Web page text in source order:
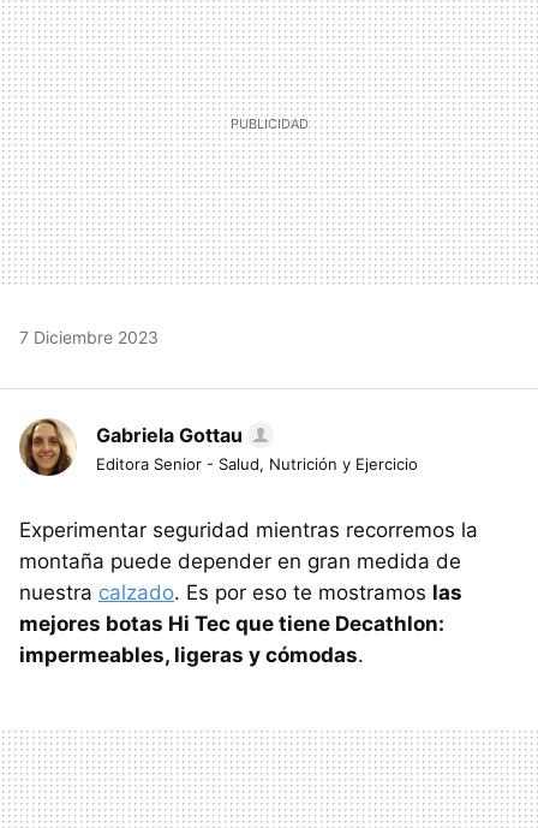
7 Diciembre 2023
Gabriela Gottau
Editora Senior - Salud, Nutrición y Ejercicio
Experimentar seguridad mientras recorremos la
montaña puede depender en gran medida de
nuestra calzado. Es por eso te mostramos las
mejores botas Hi Tec que tiene Decathlon:
impermeables, ligeras y cómodas.